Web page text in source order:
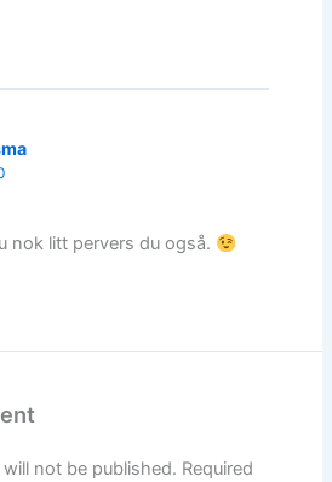
nok litt pervers du også.
not be published. Required